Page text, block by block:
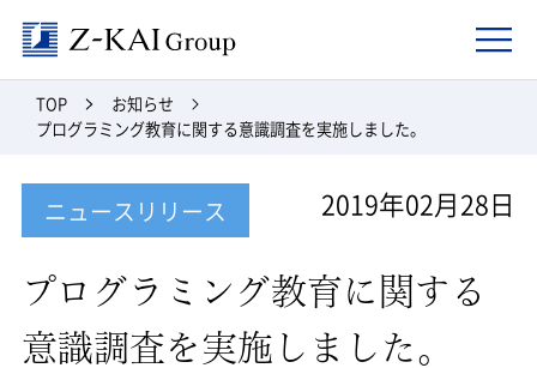
TOP
お知らせ
プログラミング教育に関する意識調査を実施しました。
ニュースリリース 2019年02月28日
プログラミング教育に関する
意識調査を実施しました。